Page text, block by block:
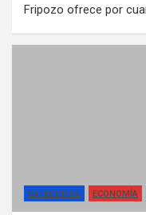
Fripozo ofrece por
CATEGORÍAS ECONOMÍA